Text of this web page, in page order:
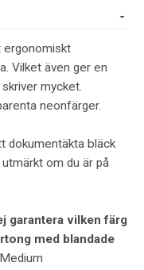
ergonomiskt
Vilket även ger en
mycket.
neonfärger.
dokumentäkta bläck
om du är på
garantera vilken färg
med blandade